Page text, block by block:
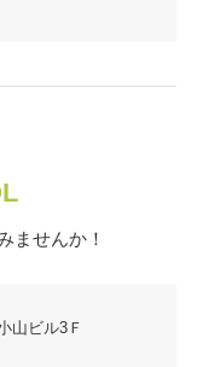
ませんか！
山ビル3Ｆ